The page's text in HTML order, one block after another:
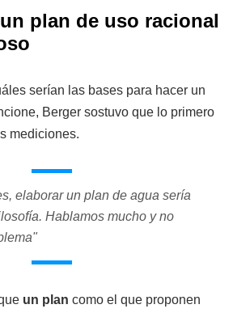
plan de uso racional
serían las bases para hacer un
Berger sostuvo que lo primero
mediciones.
elaborar un plan de agua sería
Hablamos mucho y no
un plan como el que proponen